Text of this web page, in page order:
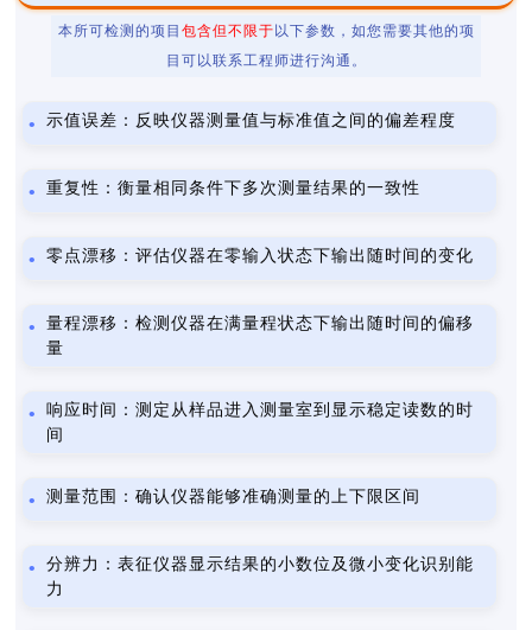
本所可检测的项目 包含但不限于 以下参数，如您需要其他的项
目可以联系工程师进行沟通。
示值误差：反映仪器测量值与标准值之间的偏差程度
重复性：衡量相同条件下多次测量结果的一致性
零点漂移：评估仪器在零输入状态下输出随时间的变化
量程漂移：检测仪器在满量程状态下输出随时间的偏移
量
响应时间：测定从样品进入测量室到显示稳定读数的时
间
测量范围：确认仪器能够准确测量的上下限区间
分辨力：表征仪器显示结果的小数位及微小变化识别能
力